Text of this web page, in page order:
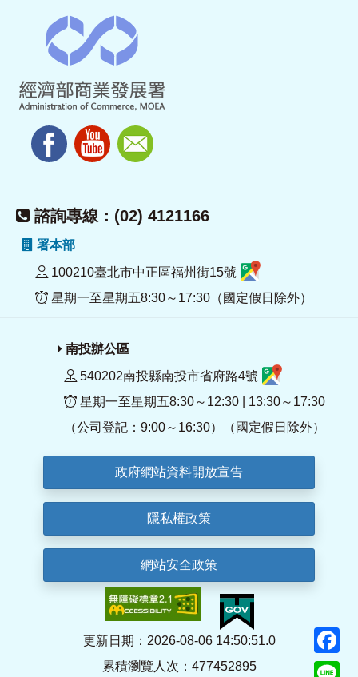
諮詢專線：(02) 4121166
署本部
100210臺北市中正區福州街15號
星期一至星期五8:30～17:30（國定假日除外）
南投辦公區
540202南投縣南投市省府路4號
星期一至星期五8:30～12:30 | 13:30～17:30
（公司登記：9:00～16:30）（國定假日除外）
政府網站資料開放宣告
隱私權政策
網站安全政策
更新日期：2026-08-06 14:50:51.0
累積瀏覽人次：477452895